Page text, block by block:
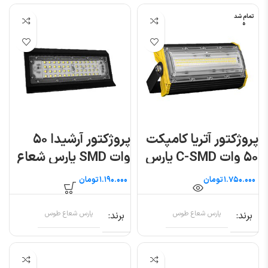
تمام شد
ه
پروژکتور آتریا کامپکت
۵۰ وات C-SMD پارس
شعاع توس
تومان
برند پارس شعاع طوس
پروژکتور آرشیدا ۵۰
وات SMD پارس شعاع
توس تومان
برند پارس شعاع طوس